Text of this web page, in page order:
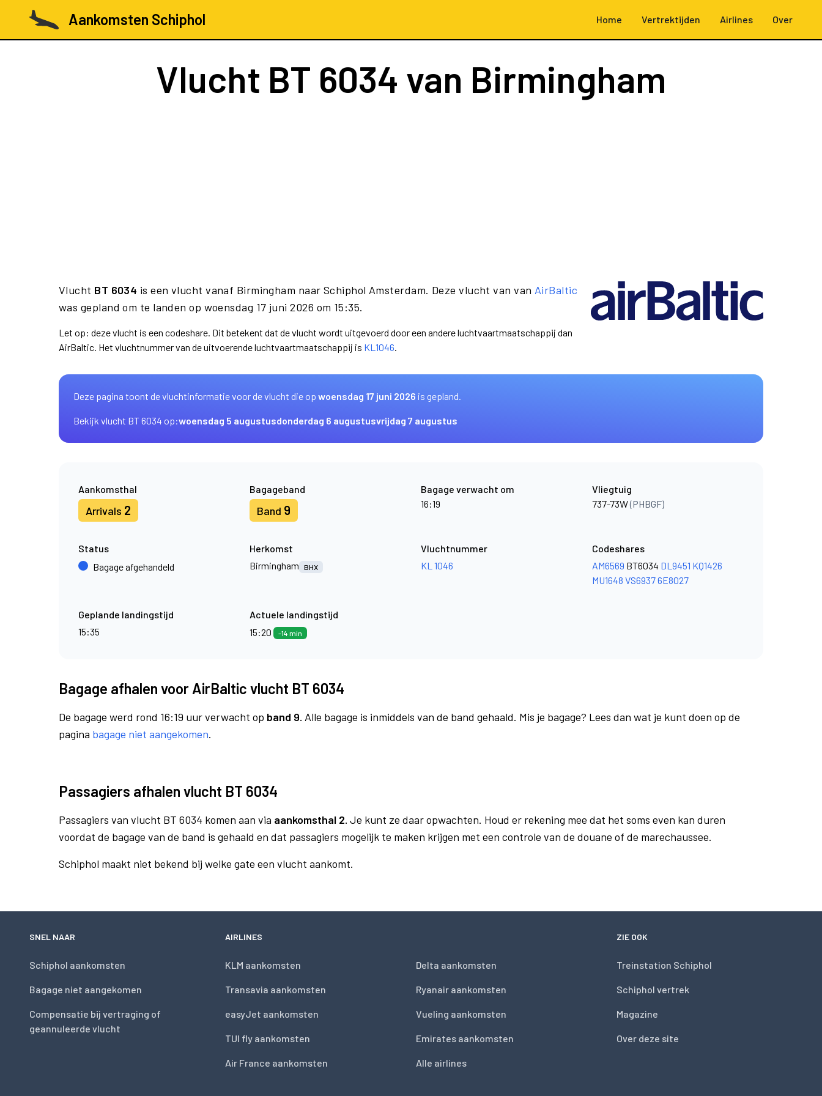
Aankomsten Schiphol Home Vertrektijden Airlines Over
Vlucht BT 6034 van Birmingham
Vlucht BT 6034 is een vlucht vanaf Birmingham naar Schiphol Amsterdam. Deze vlucht van van AirBaltic
was gepland om te landen op woensdag 17 juni 2026 om 15:35.
Let op: deze vlucht is een codeshare. Dit betekent dat de vlucht wordt uitgevoerd door een andere luchtvaartmaatschappij dan
AirBaltic. Het vluchtnummer van de uitvoerende luchtvaartmaatschappij is KL1046.
Deze pagina toont de vluchtinformatie voor de vlucht die op woensdag 17 juni 2026 is gepland.
Bekijk vlucht BT 6034 op:woensdag 5 augustusdonderdag 6 augustusvrijdag 7 augustus
Aankomsthal
Arrivals 2
Bagageband
Band 9
Bagage verwacht om
16:19
Vliegtuig
737-73W(PHBGF)
Status
Bagage afgehandeld
Herkomst
Birmingham
BHX
Vluchtnummer
KL 1046
Codeshares
AM6569 BT6034 DL9451 KQ1426
MU1648 VS69376E8027
Geplande landingstijd
15:35
Actuele landingstijd
15:20
-14 min
Bagage afhalen voor AirBaltic vlucht BT 6034
De bagage werd rond 16:19 uur verwacht op band 9. Alle bagage is inmiddels van de band gehaald. Mis je bagage? Lees dan wat je kunt doen op de
pagina bagage niet aangekomen.
Passagiers afhalen vlucht BT 6034
Passagiers van vlucht BT 6034 komen aan via aankomsthal 2. Je kunt ze daar opwachten. Houd er rekening mee dat het soms even kan duren
voordat de bagage van de band is gehaald en dat passagiers mogelijk te maken krijgen met een controle van de douane of de marechaussee.
Schiphol maakt niet bekend bij welke gate een vlucht aankomt.
SNEL NAAR
Schiphol aankomsten
Bagage niet aangekomen
Compensatie bij vertraging of
geannuleerde vlucht
AIRLINES
KLM aankomsten
Transavia aankomsten
easyJet aankomsten
TUI fly aankomsten
Air France aankomsten
Delta aankomsten
Ryanair aankomsten
Vueling aankomsten
Emirates aankomsten
Alle airlines
ZIE OOK
Treinstation Schiphol
Schiphol vertrek
Magazine
Over deze site